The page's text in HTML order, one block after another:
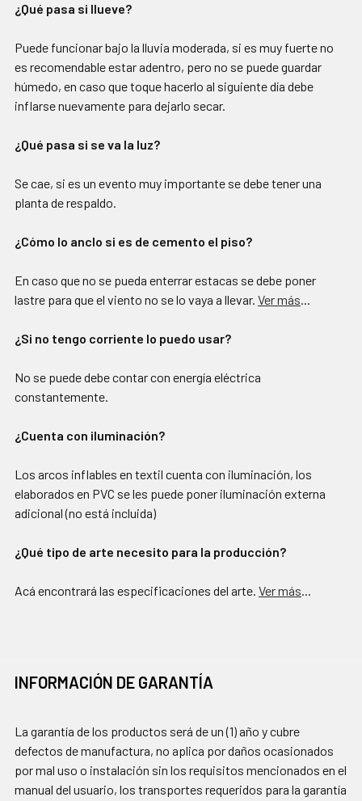
¿Qué pasa si llueve?
Puede funcionar bajo la lluvia moderada, si es muy fuerte no
es recomendable estar adentro, pero no se puede guardar
húmedo, en caso que toque hacerlo al siguiente día debe
inflarse nuevamente para dejarlo secar.
¿Qué pasa si se va la luz?
Se cae, si es un evento muy importante se debe tener una
planta de respaldo.
¿Cómo lo anclo si es de cemento el piso?
En caso que no se pueda enterrar estacas se debe poner
lastre para que el viento no se lo vaya a llevar. Ver más...
¿Si no tengo corriente lo puedo usar?
No se puede debe contar con energía eléctrica
constantemente.
¿Cuenta con iluminación?
Los arcos inflables en textil cuenta con iluminación, los
elaborados en PVC se les puede poner iluminación externa
adicional (no está incluida)
¿Qué tipo de arte necesito para la producción?
Acá encontrará las especificaciones del arte. Ver más...
INFORMACIÓN DE GARANTÍA
La garantía de los productos será de un (1) año y cubre
defectos de manufactura, no aplica por daños ocasionados
por mal uso o instalación sin los requisitos mencionados en el
manual del usuario, los transportes requeridos para la garantía